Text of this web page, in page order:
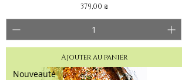
Prix
379,00 ₪
Ajouter au panier
Nouveauté